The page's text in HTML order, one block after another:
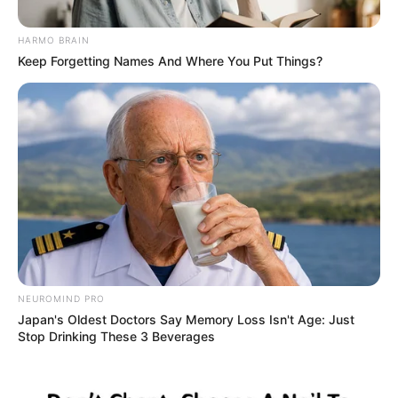
Metib
El hombre de 68 años no le dolía una muela para
comercializar marihuana en la población tolimense.
Por:Yeison Andrés López Castañeda
Mayo 9, 2024
HARMO BRAIN
Keep Forgetting Names And Where You Put Things?
NEUROMIND PRO
Japan's Oldest Doctors Say Memory Loss Isn't Age: Just
Stop Drinking These 3 Beverages